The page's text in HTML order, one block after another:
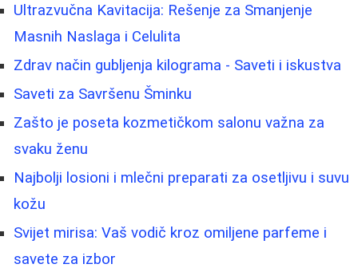
Ultrazvučna Kavitacija: Rešenje za Smanjenje
Masnih Naslaga i Celulita
Zdrav način gubljenja kilograma - Saveti i iskustva
Saveti za Savršenu Šminku
Zašto je poseta kozmetičkom salonu važna za
svaku ženu
Najbolji losioni i mlečni preparati za osetljivu i suvu
kožu
Svijet mirisa: Vaš vodič kroz omiljene parfeme i
savete za izbor